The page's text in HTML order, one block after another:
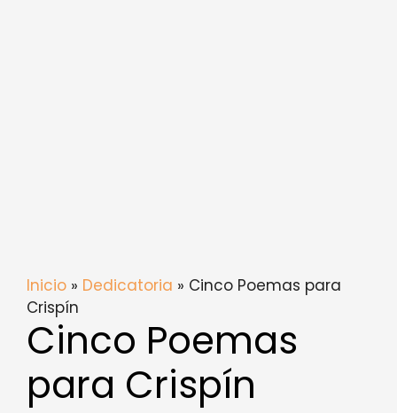
Inicio » Dedicatoria » Cinco Poemas para
Crispín
Cinco Poemas
para Crispín